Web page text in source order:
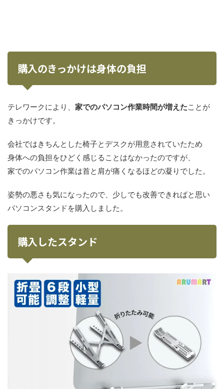
購入のきっかけは身体の負担
テレワークにより、 家でのパソコン作業時間が増えたことが
きっかけです。
会社ではきちんとした椅子とデスクが用意されていたため
身体への負担をひどく感じることはなかったのですが、
家でのパソコン作業は首と肩が痛くなるほどの凝りでした。
姿勢の悪さも気になったので、少しでも改善できればと思い
パソコンスタンドを購入しました。
購入したスタンド